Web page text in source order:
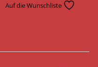
Auf die Wunschliste